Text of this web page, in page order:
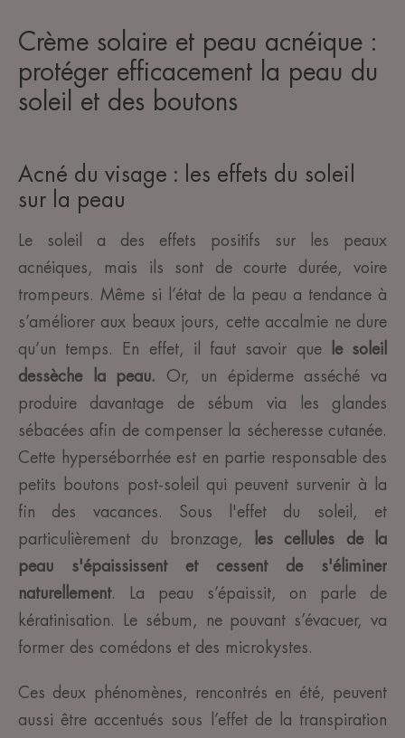
Crème solaire et peau acnéique :
protéger efficacement la peau du
soleil et des boutons
Acné du visage : les effets du soleil
sur la peau
Le soleil a des effets positifs sur les peaux
acnéiques, mais ils sont de courte durée, voire
trompeurs. Même si l’état de la peau a tendance à
s’améliorer aux beaux jours, cette accalmie ne dure
qu’un temps. En effet, il faut savoir que
le soleil
dessèche la peau. Or, un épiderme asséché va
produire davantage de sébum via les glandes
sébacées afin de compenser la sécheresse cutanée.
Cette hyperséborrhée est en partie responsable des
petits boutons post-soleil qui peuvent survenir à la
fin des vacances. Sous l'effet du soleil, et
particulièrement du bronzage,
les cellules de la
peau s'épaississent et cessent de s'éliminer
naturellement. La peau s’épaissit, on parle de
kératinisation. Le sébum, ne pouvant s’évacuer, va
former des comédons et des microkystes.
Ces deux phénomènes, rencontrés en été, peuvent
aussi être accentués sous l’effet de la transpiration